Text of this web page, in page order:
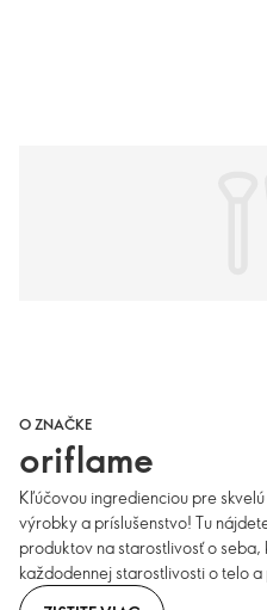
O ZNAČKE
oriflame
Kľúčovou ingredienciou pre
výrobky a príslušenstvo! Tu
produktov na starostlivosť o
každodennej starostlivosti o telo